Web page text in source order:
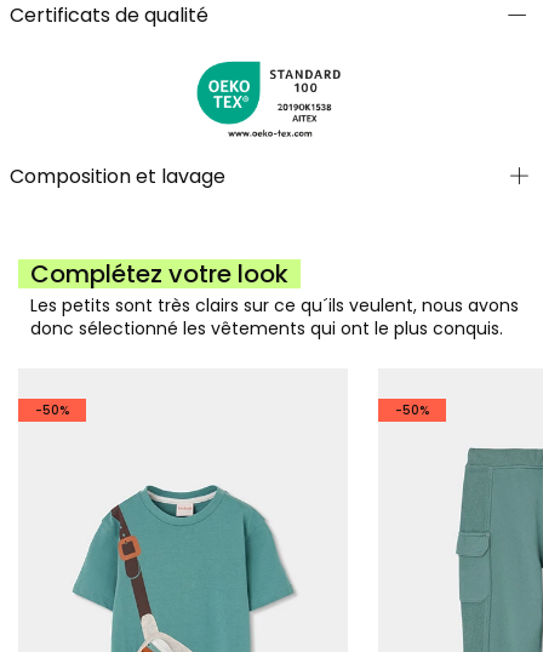
est polyvalent, idéal pour être associé à des jeans ou des
Certificats de qualité
Composition et lavage
Complétez votre look
Les petits sont très clairs sur ce qu´ils veulent, nous avons
donc sélectionné les vêtements qui ont le plus conquis.
-50% -50%